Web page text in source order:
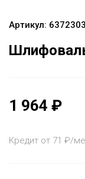
Артикул:
1 964 ₽
Кредит от 71 ₽/